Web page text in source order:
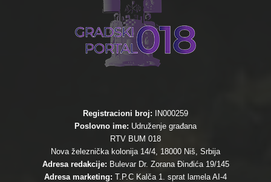
Registracioni broj: IN000259
Poslovno ime: Udruženje građana
RTV BUM 018
Nova železnička kolonija 14/4, 18000 Niš, Srbija
Adresa redakcije: Bulevar Dr. Zorana Đinđića 19/145
Adresa marketing: T.P.C Kalča 1. sprat lamela AI-4